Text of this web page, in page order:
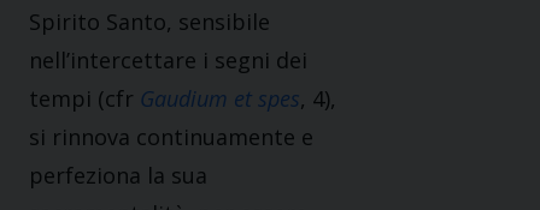
Spirito Santo, sensibile
nell’intercettare i segni dei
tempi (cfr Gaudium et spes, 4),
si rinnova continuamente e
perfeziona la sua